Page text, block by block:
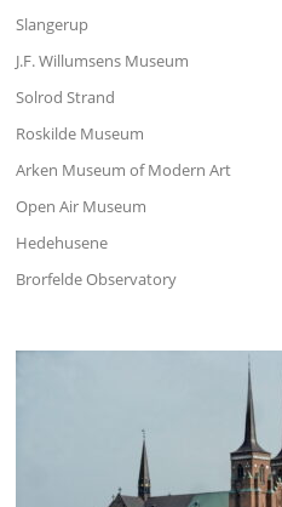
Slangerup
J.F. Willumsens Museum
Solrod Strand
Roskilde Museum
Arken Museum of Modern Art
Open Air Museum
Hedehusene
Brorfelde Observatory